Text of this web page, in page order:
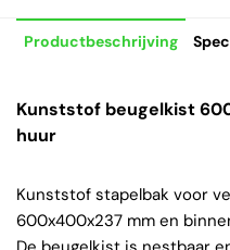
Productbeschrijving
Kunststof beugelkist
huur
Kunststof stapelbak voor
600x400x237 mm en